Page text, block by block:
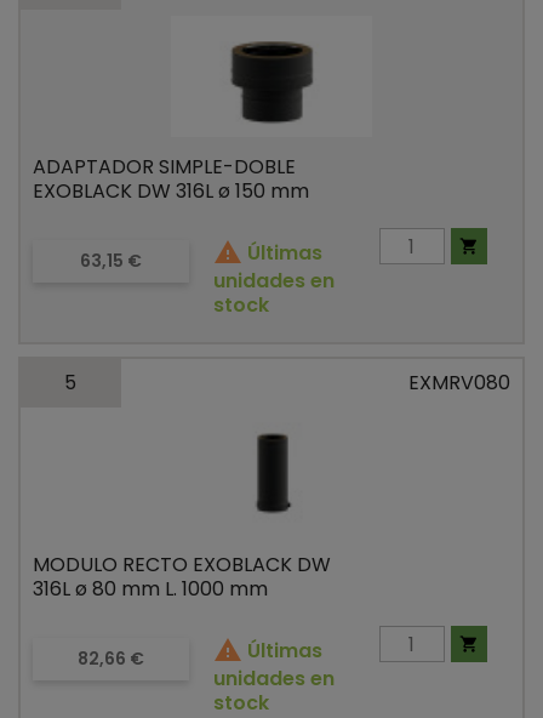
ADAPTADOR SIMPLE-DOBLE
EXOBLACK DW 316L ø 150 mm
Precio
63,15 €  Últimas
unidades en
stock

5 EXMRV080
MODULO RECTO EXOBLACK DW
316L ø 80 mm L. 1000 mm
Precio
82,66 €  Últimas
unidades en
stock
